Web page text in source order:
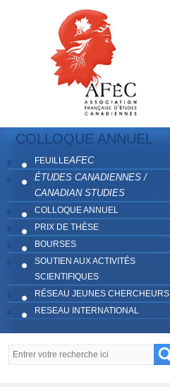
COLLOQUE ANNUEL
FEUILLEAFEC
ÉTUDES CANADIENNES /
CANADIAN STUDIES
COLLOQUE ANNUEL
PRIX DE THÈSE
BOURSES
SOUTIEN AUX ACTIVITÉS
SCIENTIFIQUES
RÉSEAU JEUNES CHERCHEURS
RESEAU INTERNATIONAL
Formulaire de recherche
Recherche